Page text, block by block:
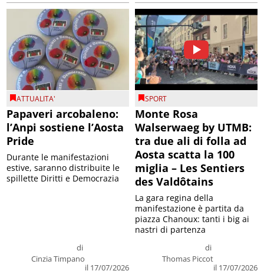
ATTUALITA'
Papaveri arcobaleno:
l’Anpi sostiene l’Aosta
Pride
di
Cinzia Timpano
il 17/07/2026
Durante le manifestazioni
estive, saranno distribuite le
spillette Diritti e Democrazia
SPORT
Monte Rosa
Walserwaeg by UTMB:
tra due ali di folla ad
Aosta scatta la 100
miglia – Les Sentiers
des Valdôtains
di
Thomas Piccot
il 17/07/2026
La gara regina della
manifestazione è partita da
piazza Chanoux: tanti i big ai
nastri di partenza